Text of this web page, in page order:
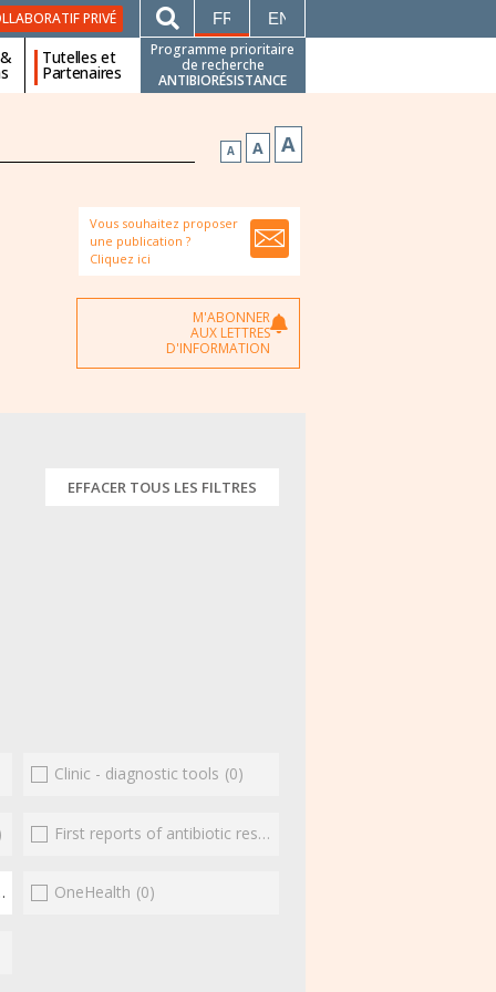
PRIVÉ FRANÇAISENGLISH
Tutelles et
Partenaires
Programme prioritaire
de recherche
ANTIBIORÉSISTANCE
A A A
Vous souhaitez proposer
une publication ?
Cliquez ici
M'ABONNER
AUX LETTRES
D'INFORMATION
EFFACER TOUS LES FILTRES
Clinic - diagnostic tools (0)
First reports of antibiotic resistance
(10) OneHealth (0)